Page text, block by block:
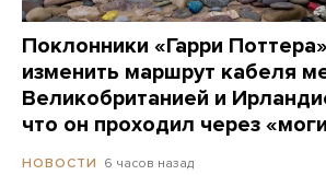
Поклонники «Гарри
изменить маршрут кабеля
Великобританией и
что он проходил через
НОВОСТИ 6 часов назад